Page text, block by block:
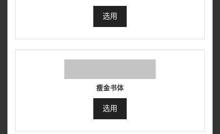
选用
瘦金书体
选用